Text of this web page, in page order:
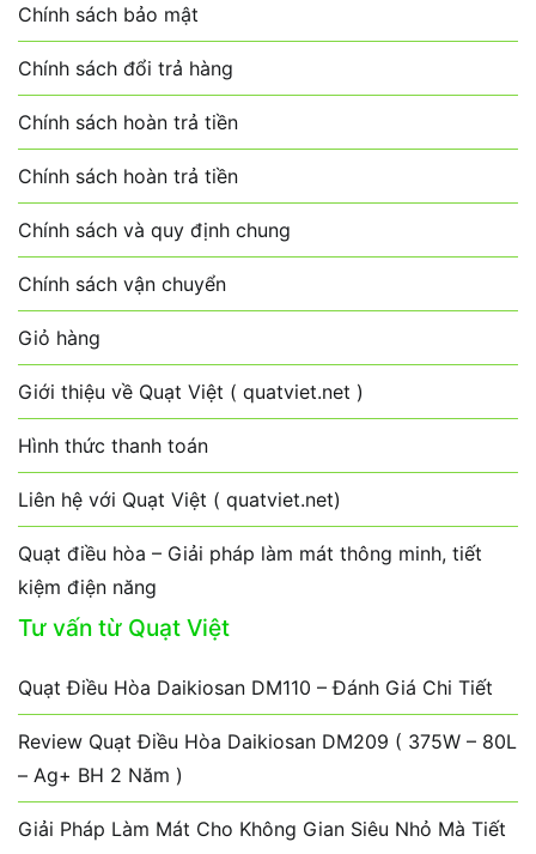
Chính sách bảo mật
Chính sách đổi trả hàng
Chính sách hoàn trả tiền
Chính sách hoàn trả tiền
Chính sách và quy định chung
Chính sách vận chuyển
Giỏ hàng
Giới thiệu về Quạt Việt ( quatviet.net )
Hình thức thanh toán
Liên hệ với Quạt Việt ( quatviet.net)
Quạt điều hòa – Giải pháp làm mát thông minh, tiết
kiệm điện năng
Tư vấn từ Quạt Việt
Quạt Điều Hòa Daikiosan DM110 – Đánh Giá Chi Tiết
Review Quạt Điều Hòa Daikiosan DM209 ( 375W – 80L
– Ag+ BH 2 Năm )
Giải Pháp Làm Mát Cho Không Gian Siêu Nhỏ Mà Tiết